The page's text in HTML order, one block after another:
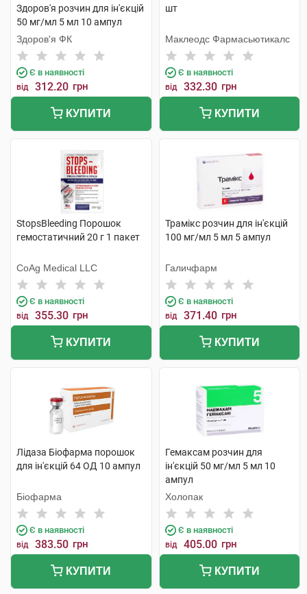
Здоров'я розчин для ін'єкцій
50 мг/мл 5 мл 10 ампул
Здоров'я ФК
Є в наявності
від 312.20 грн
КУПИТИ
шт
Маклеодс Фармасьютикалс
Є в наявності
від 332.30 грн
КУПИТИ
StopsBleeding Порошок
гемостатичний 20 г 1 пакет
CoAg Medical LLC
Є в наявності
від 355.30 грн
КУПИТИ
Трамікс розчин для ін'єкцій
100 мг/мл 5 мл 5 ампул
Галичфарм
Є в наявності
від 371.40 грн
КУПИТИ
Лідаза Біофарма порошок
для ін'єкцій 64 ОД 10 ампул
Біофарма
Є в наявності
від 383.50 грн
КУПИТИ
Гемаксам розчин для
ін'єкцій 50 мг/мл 5 мл 10
ампул
Холопак
Є в наявності
від 405.00 грн
КУПИТИ